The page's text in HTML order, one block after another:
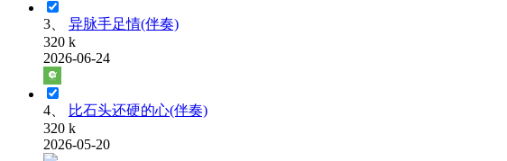
3、
异脉手足情(伴奏)
320 k
2026-06-24
4、
比石头还硬的心(伴奏)
320 k
2026-05-20